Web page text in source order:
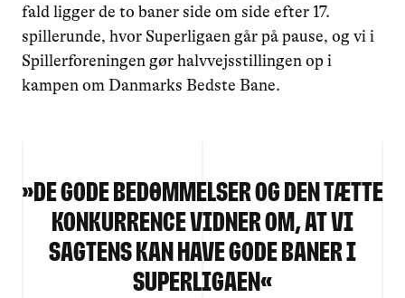
fald ligger de to baner side om side efter 17.
spillerunde, hvor Superligaen går på pause, og vi i
Spillerforeningen gør halvvejsstillingen op i
kampen om Danmarks Bedste Bane.
»De gode bedømmelser og den tætte
konkurrence vidner om, at vi
sagtens kan have gode baner i
Superligaen«